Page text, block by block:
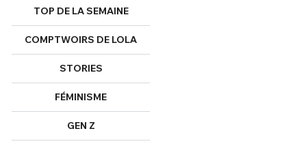
TOP DE LA SEMAINE
COMPTWOIRS DE LOLA
STORIES
FÉMINISME
GEN Z